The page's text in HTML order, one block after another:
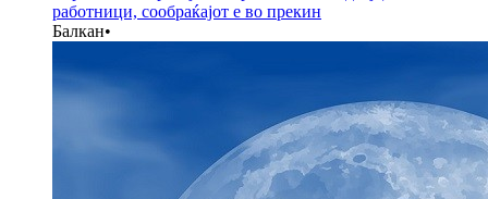
работници, сообраќајот е во прекин
Балкан•